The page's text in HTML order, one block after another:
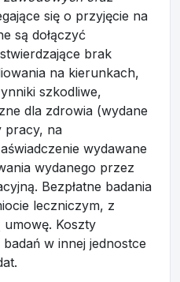
się o przyjęcie na
są dołączyć
brak
na kierunkach,
szkodliwe,
dla zdrowia (wydane
pracy, na
wydawane
wydanego przez
Bezpłatne badania
leczniczym, z
Koszty
w innej jednostce